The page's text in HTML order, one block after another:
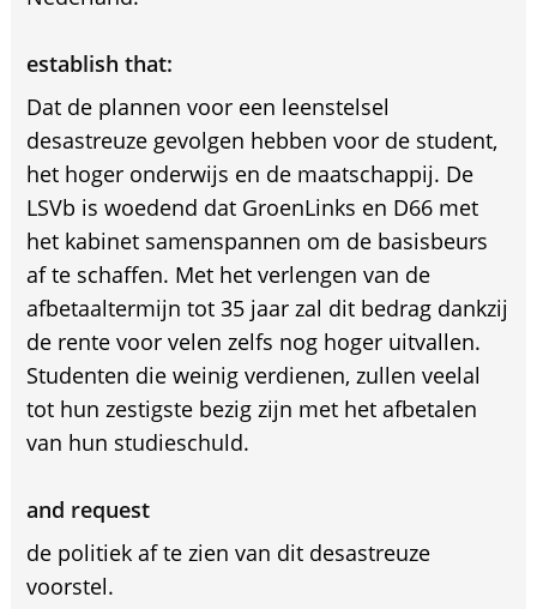
establish that:
Dat de plannen voor een leenstelsel
desastreuze gevolgen hebben voor de student,
het hoger onderwijs en de maatschappij. De
LSVb is woedend dat GroenLinks en D66 met
het kabinet samenspannen om de basisbeurs
af te schaffen. Met het verlengen van de
afbetaaltermijn tot 35 jaar zal dit bedrag dankzij
de rente voor velen zelfs nog hoger uitvallen.
Studenten die weinig verdienen, zullen veelal
tot hun zestigste bezig zijn met het afbetalen
van hun studieschuld.
and request
de politiek af te zien van dit desastreuze
voorstel.